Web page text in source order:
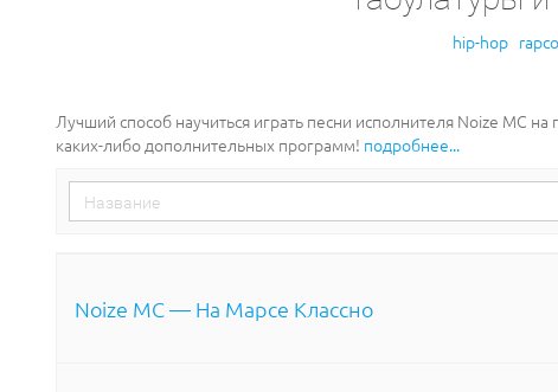
hip-hop
Лучший способ научиться играть песни исполнителя Noize MC
каких-либо дополнительных программ! подробнее...
Noize MC — На Марсе Классно